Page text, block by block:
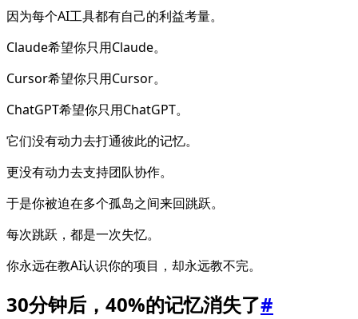
因为每个AI工具都有自己的利益考量。
Claude希望你只用Claude。
Cursor希望你只用Cursor。
ChatGPT希望你只用ChatGPT。
它们没有动力去打通彼此的记忆。
更没有动力去支持团队协作。
于是你被迫在多个孤岛之间来回跳跃。
每次跳跃，都是一次失忆。
你永远在教AI认识你的项目，却永远教不完。
30分钟后，40%的记忆消失了#